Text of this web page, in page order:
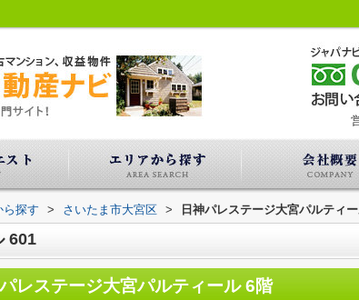
ら探す > さいたま市大宮区 > 日神パレステージ大宮パルティ
601
レステージ大宮パルティール 6階